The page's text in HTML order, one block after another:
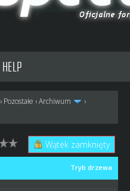
HELP
› Pozostałe ›Archiwum ›
Wątek zamknięty
Tryb drzewa